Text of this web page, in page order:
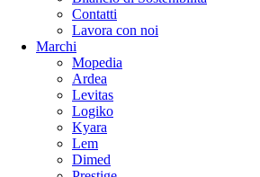
Contatti
Lavora con noi
Marchi
Mopedia
Ardea
Levitas
Logiko
Kyara
Lem
Dimed